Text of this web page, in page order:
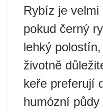
Rybíz je
pokud černý
lehký
životně
keře preferují
humózní